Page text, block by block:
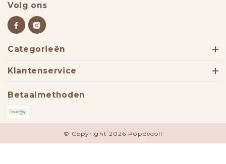
Volg ons
Categorieën
Klantenservice
Betaalmethoden
© Copyright 2026 Poppedoll